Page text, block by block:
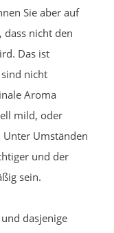
Sie aber auf
dass nicht den
Das ist
sind nicht
Aroma
mild, oder
Umständen
und der
sein.
dasjenige